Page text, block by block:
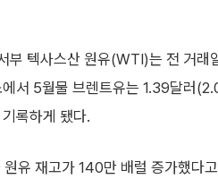
텍사스산 원유(WTI)는 전 거래
서 5월물 브렌트유는 1.39달러
록하게 됐다.
유 재고가 140만 배럴 증가했다